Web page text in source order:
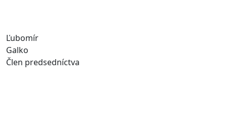
Ľubomír
Galko
Člen predsedníctva